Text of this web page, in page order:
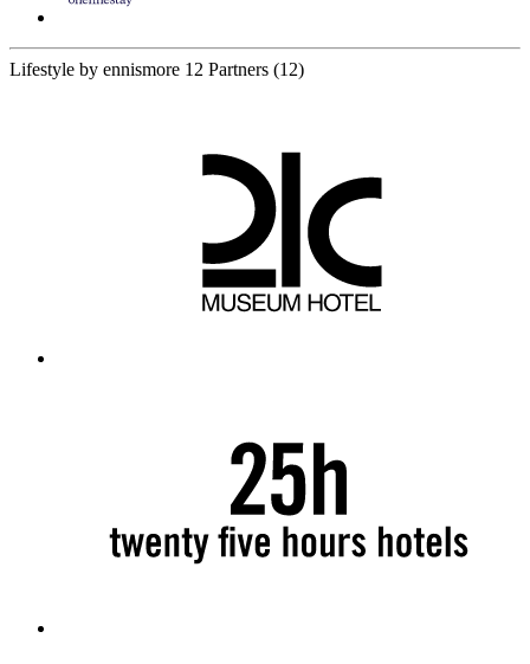
Lifestyle by ennismore 12 Partners (12)